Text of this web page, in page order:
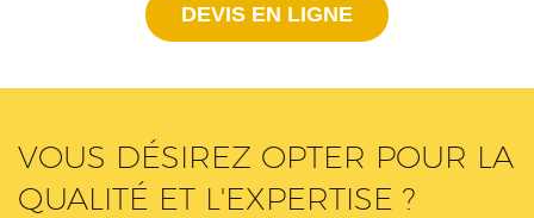
DEVIS EN LIGNE
VOUS DÉSIREZ OPTER POUR LA
QUALITÉ ET L'EXPERTISE ?